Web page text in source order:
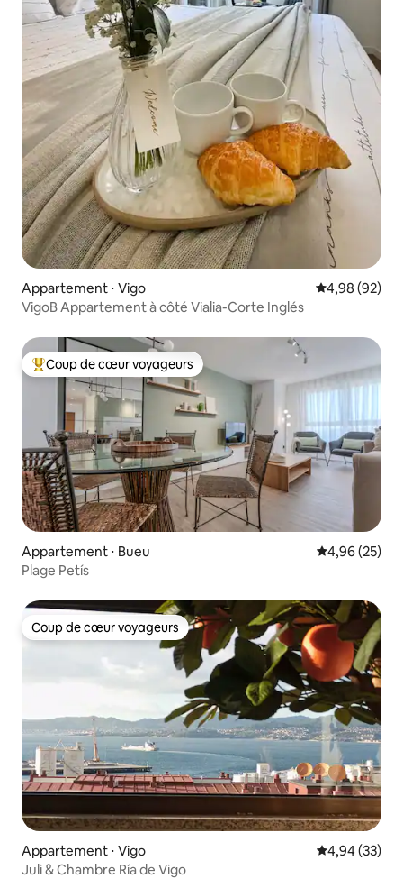
Appartement ⋅ Vigo Évaluation
4,98 (92)
VigoB Appartement à côté Vialia-Corte Inglés
Coups de cœur voyageurs les plus appréciés
Coup de cœur voyageurs
Appartement ⋅ Bueu Évaluation
4,96 (25)
Plage Petís
Coup de cœur voyageurs
Coup de cœur voyageurs
Appartement ⋅ Vigo Évaluation
4,94 (33)
Juli & Chambre Ría de Vigo